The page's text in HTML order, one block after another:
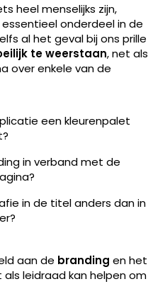
heel menselijks zijn,
onderdeel in de
al het geval bij ons prille
te weerstaan, net als
over enkele van de
een kleurenpalet
in verband met de
in de titel anders dan in
aan de branding en het
leidraad kan helpen om